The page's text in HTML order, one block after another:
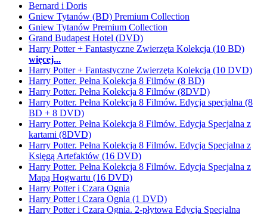
Bernard i Doris
Gniew Tytanów (BD) Premium Collection
Gniew Tytanów Premium Collection
Grand Budapest Hotel (DVD)
Harry Potter + Fantastyczne Zwierzęta Kolekcja (10 BD)
więcej...
Harry Potter + Fantastyczne Zwierzęta Kolekcja (10 DVD)
Harry Potter. Pełna Kolekcja 8 Filmów (8 BD)
Harry Potter. Pełna Kolekcja 8 Filmów (8DVD)
Harry Potter. Pełna Kolekcja 8 Filmów. Edycja specjalna (8
BD + 8 DVD)
Harry Potter. Pełna Kolekcja 8 Filmów. Edycja Specjalna z
kartami (8DVD)
Harry Potter. Pełna Kolekcja 8 Filmów. Edycja Specjalna z
Księgą Artefaktów (16 DVD)
Harry Potter. Pełna Kolekcja 8 Filmów. Edycja Specjalna z
Mapą Hogwartu (16 DVD)
Harry Potter i Czara Ognia
Harry Potter i Czara Ognia (1 DVD)
Harry Potter i Czara Ognia. 2-płytowa Edycja Specjalna